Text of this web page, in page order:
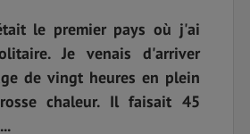
le premier pays où j'ai
Je venais d'arriver
de vingt heures en plein
chaleur. Il faisait 45